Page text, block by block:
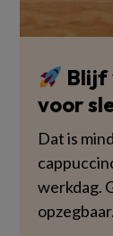
Blijf
voor
Dat is
werkdag.
opzegbaar.